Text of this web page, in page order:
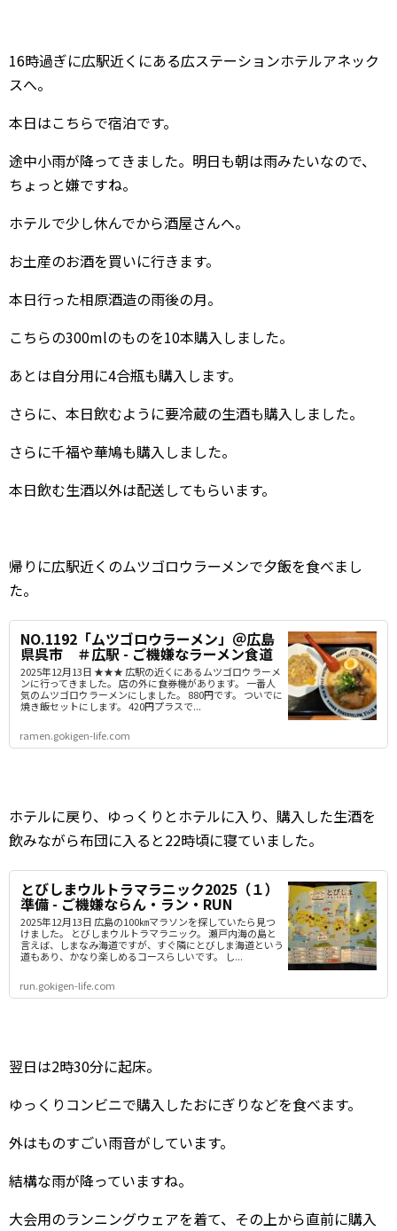
16時過ぎに広駅近くにある広ステーションホテルアネック
スへ。
本日はこちらで宿泊です。
途中小雨が降ってきました。明日も朝は雨みたいなので、
ちょっと嫌ですね。
ホテルで少し休んでから酒屋さんへ。
お土産のお酒を買いに行きます。
本日行った相原酒造の雨後の月。
こちらの300mlのものを10本購入しました。
あとは自分用に4合瓶も購入します。
さらに、本日飲むように要冷蔵の生酒も購入しました。
さらに千福や華鳩も購入しました。
本日飲む生酒以外は配送してもらいます。
帰りに広駅近くのムツゴロウラーメンで夕飯を食べまし
た。
NO.1192「ムツゴロウラーメン」＠広島
県呉市 ＃広駅 - ご機嫌なラーメン食道
2025年12月13日 ★★★ 広駅の近くにあるムツゴロウラーメ
ンに行ってきました。 店の外に食券機があります。 一番人
気のムツゴロウラーメンにしました。 880円です。 ついでに
焼き飯セットにします。 420円プラスで...
ramen.gokigen-life.com
ホテルに戻り、ゆっくりとホテルに入り、購入した生酒を
飲みながら布団に入ると22時頃に寝ていました。
とびしまウルトラマラニック2025（１）
準備 - ご機嫌ならん・ラン・RUN
2025年12月13日 広島の100㎞マラソンを探していたら見つ
けました。 とびしまウルトラマラニック。 瀬戸内海の島と
言えば、しまなみ海道ですが、すぐ隣にとびしま海道という
道もあり、かなり楽しめるコースらしいです。 し...
run.gokigen-life.com
翌日は2時30分に起床。
ゆっくりコンビニで購入したおにぎりなどを食べます。
外はものすごい雨音がしています。
結構な雨が降っていますね。
大会用のランニングウェアを着て、その上から直前に購入